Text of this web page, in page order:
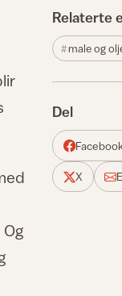
Relaterte
male og
Del
X